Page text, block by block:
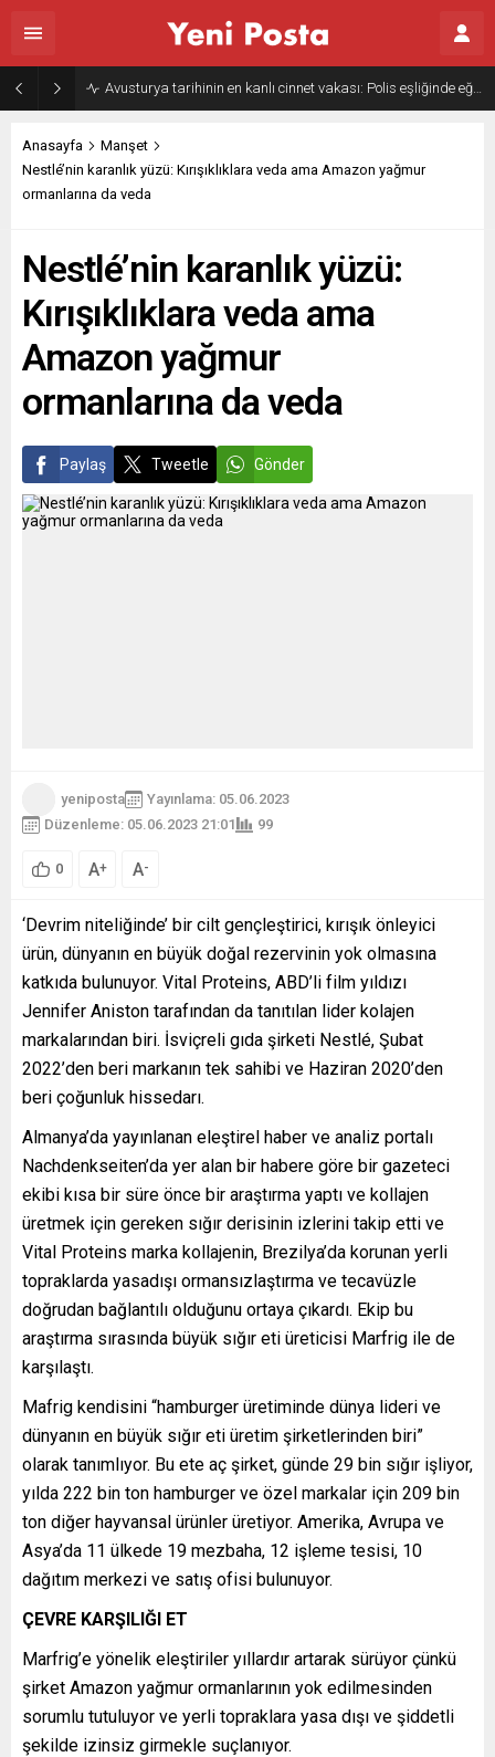
Avusturya tarihinin en kanlı cinnet vakası: Polis eşliğinde eğitim mi geliyor?
Anasayfa
Manşet
Nestlé’nin karanlık yüzü: Kırışıklıklara veda ama Amazon yağmur
ormanlarına da veda
Nestlé’nin karanlık yüzü:
Kırışıklıklara veda ama
Amazon yağmur
ormanlarına da veda
Paylaş Tweetle Gönder
yeniposta
Yayınlama: 05.06.2023
Düzenleme: 05.06.2023 21:01
99
0 A+ A-
‘Devrim niteliğinde’ bir cilt gençleştirici, kırışık önleyici
ürün, dünyanın en büyük doğal rezervinin yok olmasına
katkıda bulunuyor. Vital Proteins, ABD’li film yıldızı
Jennifer Aniston tarafından da tanıtılan lider kolajen
markalarından biri. İsviçreli gıda şirketi Nestlé, Şubat
2022’den beri markanın tek sahibi ve Haziran 2020’den
beri çoğunluk hissedarı.
Almanya’da yayınlanan eleştirel haber ve analiz portalı
Nachdenkseiten’da yer alan bir habere göre bir gazeteci
ekibi kısa bir süre önce bir araştırma yaptı ve kollajen
üretmek için gereken sığır derisinin izlerini takip etti ve
Vital Proteins marka kollajenin, Brezilya’da korunan yerli
topraklarda yasadışı ormansızlaştırma ve tecavüzle
doğrudan bağlantılı olduğunu ortaya çıkardı. Ekip bu
araştırma sırasında büyük sığır eti üreticisi Marfrig ile de
karşılaştı.
Mafrig kendisini “hamburger üretiminde dünya lideri ve
dünyanın en büyük sığır eti üretim şirketlerinden biri”
olarak tanımlıyor. Bu ete aç şirket, günde 29 bin sığır işliyor,
yılda 222 bin ton hamburger ve özel markalar için 209 bin
ton diğer hayvansal ürünler üretiyor. Amerika, Avrupa ve
Asya’da 11 ülkede 19 mezbaha, 12 işleme tesisi, 10
dağıtım merkezi ve satış ofisi bulunuyor.
ÇEVRE KARŞILIĞI ET
Marfrig’e yönelik eleştiriler yıllardır artarak sürüyor çünkü
şirket Amazon yağmur ormanlarının yok edilmesinden
sorumlu tutuluyor ve yerli topraklara yasa dışı ve şiddetli
şekilde izinsiz girmekle suçlanıyor.